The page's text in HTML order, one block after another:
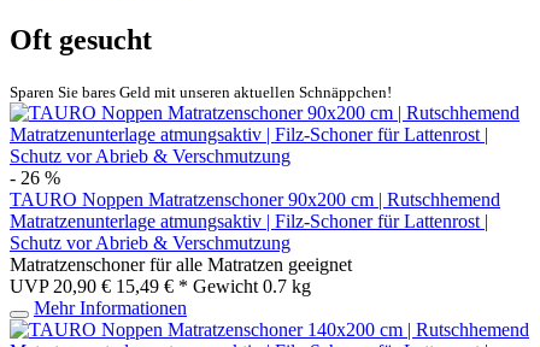
Oft gesucht
Sparen Sie bares Geld mit unseren aktuellen Schnäppchen!
- 26 %
TAURO Noppen Matratzenschoner 90x200 cm | Rutschhemend
Matratzenunterlage atmungsaktiv | Filz-Schoner für Lattenrost |
Schutz vor Abrieb & Verschmutzung
Matratzenschoner für alle Matratzen geeignet
UVP 20,90 € 15,49 € * Gewicht 0.7 kg
Mehr Informationen